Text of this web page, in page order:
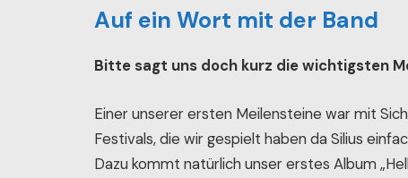
Auf ein Wort mit der Band
Bitte sagt uns doch kurz die wichtigsten
Einer unserer ersten Meilensteine war mit
Festivals, die wir gespielt haben da Silius
Dazu kommt natürlich unser erstes Album